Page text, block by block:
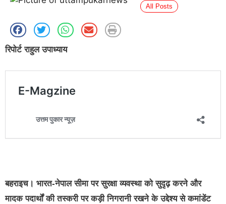
All Posts
रिपोर्ट राहुल उपाध्याय
बहराइच। भारत-नेपाल सीमा पर सुरक्षा व्यवस्था को सुदृढ़ करने और
मादक पदार्थों की तस्करी पर कड़ी निगरानी रखने के उद्देश्य से कमांडेंट